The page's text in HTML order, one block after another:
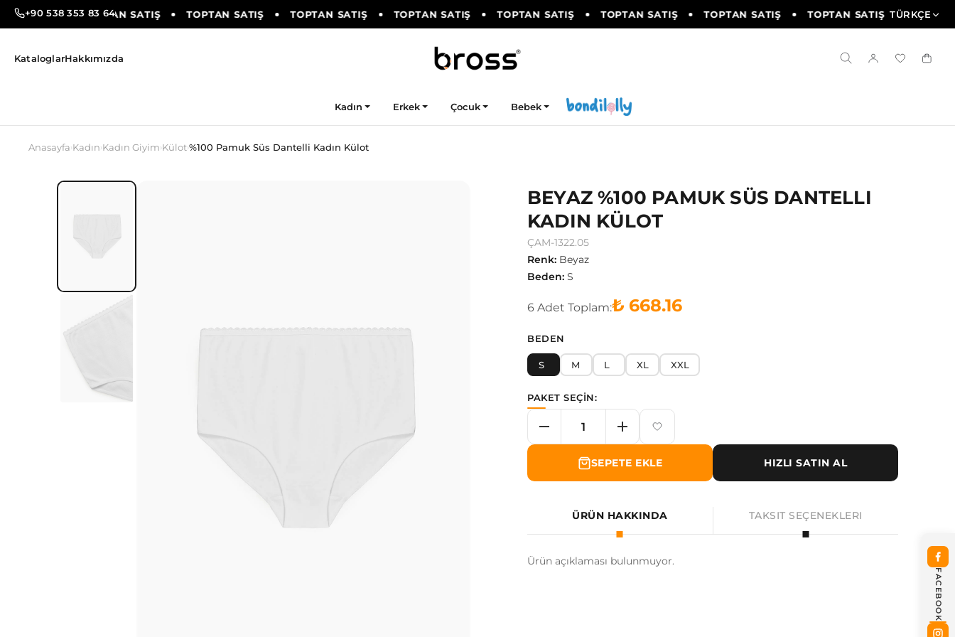
+90 538 353 83 64
SATIŞ TOPTAN SATIŞ TOPTAN SATIŞ TOPTAN SATIŞ TOPTAN SATIŞ TOPTAN SATIŞ TOPTAN SATIŞ TOPTAN SATIŞ TOPTAN SATIŞ TOPTAN
TÜRKÇE
KataloglarHakkımızda
Kadın Erkek Çocuk Bebek
Anasayfa›Kadın›Kadın Giyim›Külot›%100 Pamuk Süs Dantelli Kadın Külot
BEYAZ %100 PAMUK SÜS DANTELLI
KADIN KÜLOT
ÇAM-1322.05
Renk: Beyaz
Beden: S
6 Adet Toplam:₺ 668.16
BEDEN
S M L XL XXL
PAKET SEÇİN:
SEPETE EKLE HIZLI SATIN AL
ÜRÜN HAKKINDA TAKSIT SEÇENEKLERI
Ürün açıklaması bulunmuyor.
FACEBOOK